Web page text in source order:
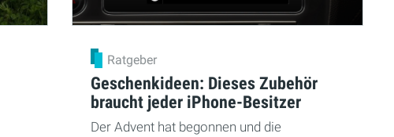
Ratgeber
Geschenkideen: Dieses Zubehör
braucht jeder iPhone-Besitzer
Der Advent hat begonnen und die